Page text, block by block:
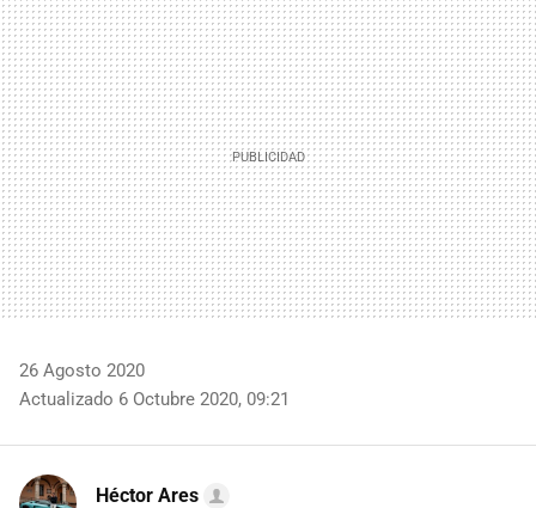
MAIL
26 Agosto 2020
Actualizado 6 Octubre 2020, 09:21
Héctor Ares